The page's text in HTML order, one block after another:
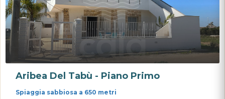
Aribea Del Tabù - Piano Primo
Spiaggia sabbiosa a 650 metri